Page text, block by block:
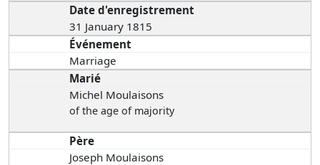
Date d'enregistrement
31 January 1815
Événement
Marriage
Marié
Michel Moulaisons
of the age of majority
Père
Joseph Moulaisons